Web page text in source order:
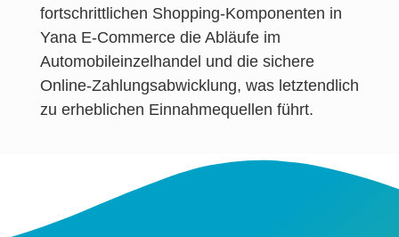
fortschrittlichen Shopping-Komponenten in
Yana E-Commerce die Abläufe im
Automobileinzelhandel und die sichere
Online-Zahlungsabwicklung, was letztendlich
zu erheblichen Einnahmequellen führt.